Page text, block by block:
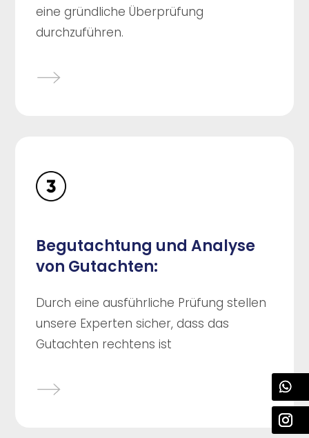
eine gründliche Überprüfung
durchzuführen.
Begutachtung und Analyse
von Gutachten:
Durch eine ausführliche Prüfung stellen
unsere Experten sicher, dass das
Gutachten rechtens ist